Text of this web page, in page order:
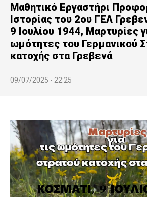
Μαθητικό Εργαστήρι
Ιστορίας του 2ου ΓΕΛ
9 Ιουλίου 1944, Μαρτυρίες
ωμότητες του Γερμανικού
κατοχής στα Γρεβενά
09/07/2025 - 22:25